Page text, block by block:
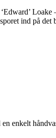
ind på det
enkelt